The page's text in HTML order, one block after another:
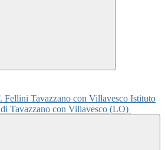
Istituto
di Tavazzano con Villavesco (LO)